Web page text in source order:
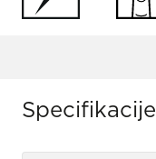
Specifikacije